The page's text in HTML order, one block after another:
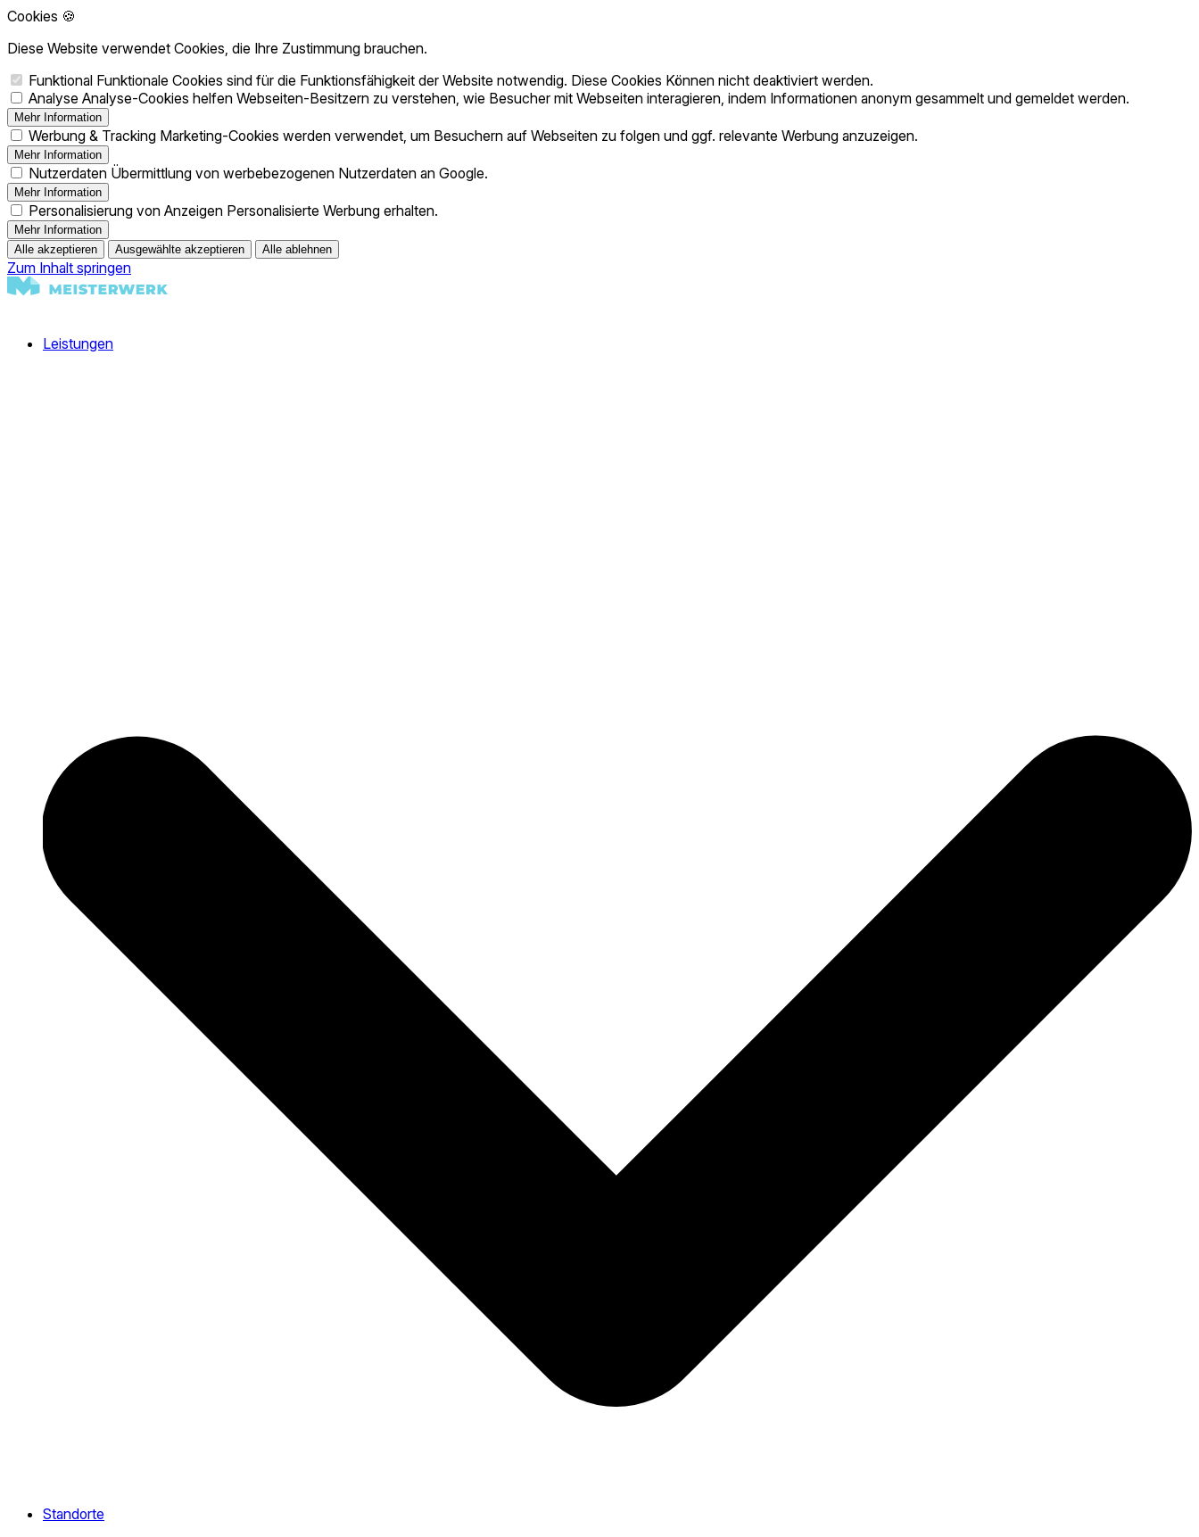
Cookies 🍪
Diese Website verwendet Cookies, die Ihre Zustimmung brauchen.
Funktional Funktionale Cookies sind für die Funktionsfähigkeit der Website notwendig. Diese Cookies Können nicht deaktiviert werden.
Analyse Analyse-Cookies helfen Webseiten-Besitzern zu verstehen, wie Besucher mit Webseiten interagieren, indem Informationen anonym gesammelt und gemeldet werden.
Mehr Information
Werbung & Tracking Marketing-Cookies werden verwendet, um Besuchern auf Webseiten zu folgen und ggf. relevante Werbung anzuzeigen.
Mehr Information
Nutzerdaten Übermittlung von werbebezogenen Nutzerdaten an Google.
Mehr Information
Personalisierung von Anzeigen Personalisierte Werbung erhalten.
Mehr Information
Alle akzeptieren
Ausgewählte akzeptieren Alle ablehnen
Zum Inhalt springen
Leistungen
Standorte